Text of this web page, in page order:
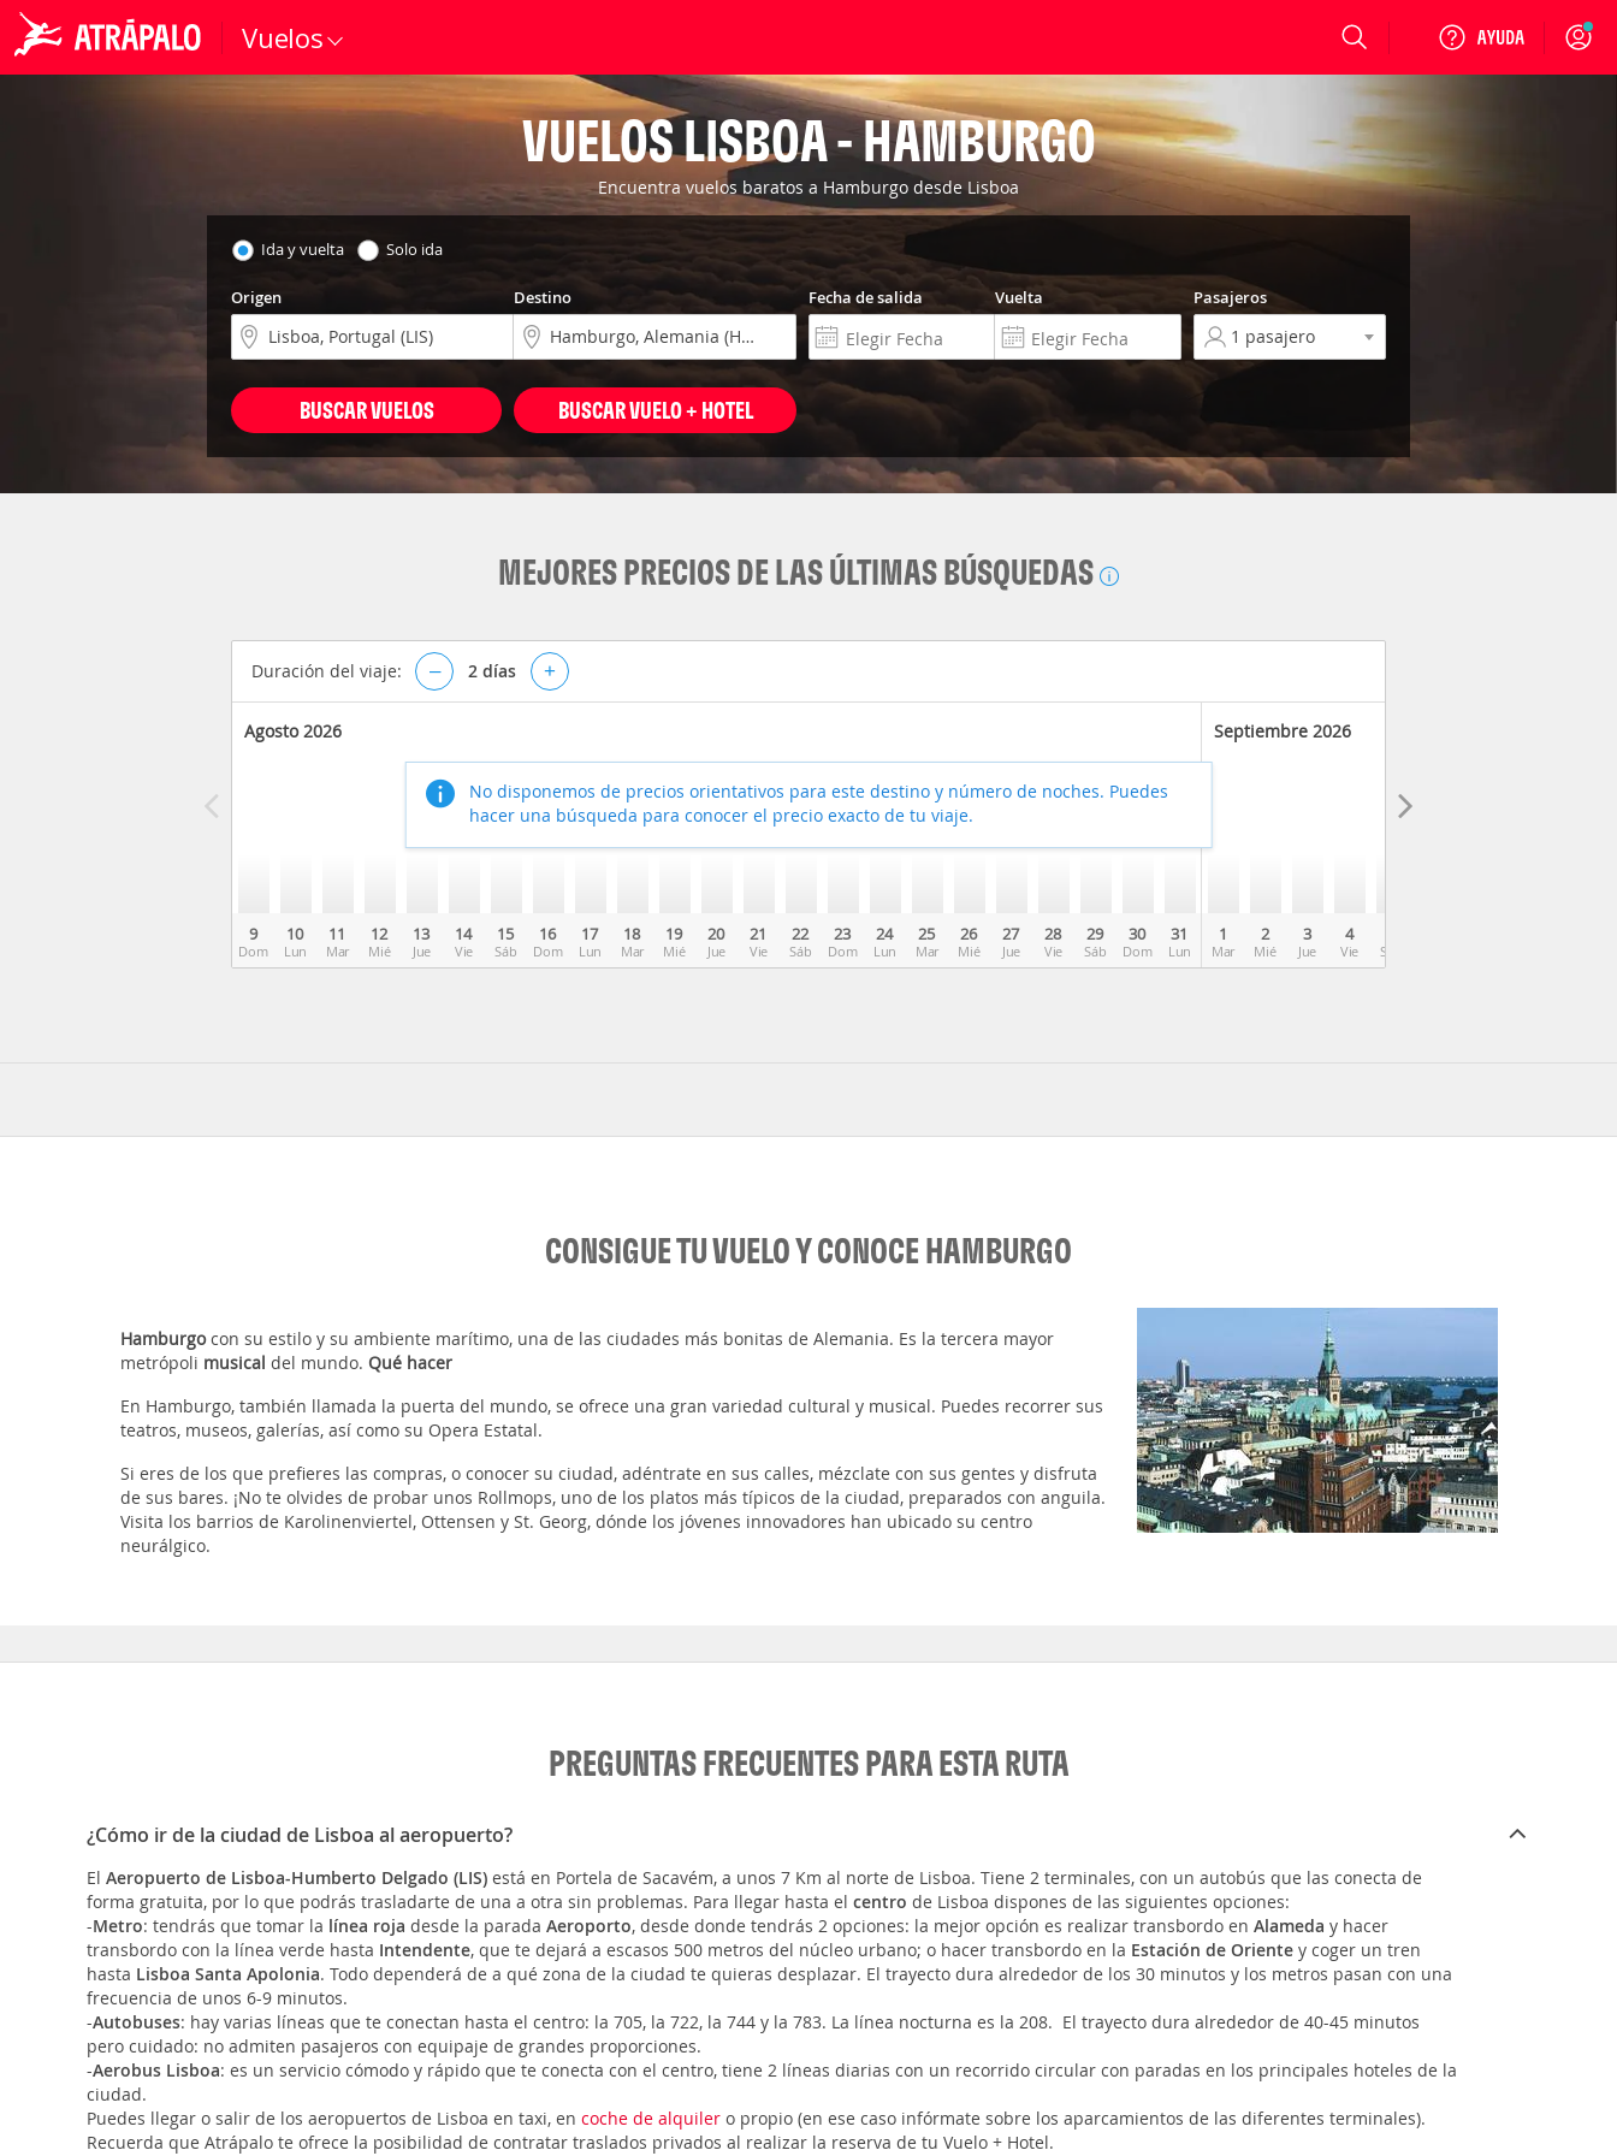
Vuelos Login
VUELOS LISBOA - HAMBURGO
Encuentra vuelos baratos a Hamburgo desde Lisboa
Ida y vuelta Solo ida
Origen Destino Fecha de salida Vuelta Pasajeros
BUSCAR VUELOS BUSCAR VUELO + HOTEL
MEJORES PRECIOS DE LAS ÚLTIMAS BÚSQUEDAS
Duración del viaje: – 2 días +
Agosto 2026
9
Dom
10
Lun
11
Mar
12
Mié
13
Jue
14
Vie
15
Sáb
16
Dom
17
Lun
18
Mar
19
Mié
20
Jue
21
Vie
22
Sáb
23
Dom
24
Lun
25
Mar
26
Mié
27
Jue
28
Vie
29
Sáb
30
Dom
31
Lun
Septiembre 2026
1
Mar
2
Mié
3
Jue
4
Vie Sáb
No disponemos de precios orientativos para este destino y número de noches. Puedes
hacer una búsqueda para conocer el precio exacto de tu viaje.
CONSIGUE TU VUELO Y CONOCE HAMBURGO
Hamburgocon su estilo y su ambiente marítimo, una de las ciudades más bonitas de Alemania. Es la tercera mayor
metrópoli musical del mundo. Qué hacer
En Hamburgo, también llamada la puerta del mundo, se ofrece una gran variedad cultural y musical. Puedes recorrer sus
teatros, museos, galerías, así como su Opera Estatal.
Si eres de los que prefieres las compras, o conocer su ciudad, adéntrate en sus calles, mézclate con sus gentes y disfruta
de sus bares. ¡No te olvides de probar unos Rollmops, uno de los platos más típicos de la ciudad, preparados con anguila.
Visita los barrios de Karolinenviertel, Ottensen y St. Georg, dónde los jóvenes innovadores han ubicado su centro
neurálgico.
PREGUNTAS FRECUENTES PARA ESTA RUTA
¿Cómo ir de la ciudad de Lisboa al aeropuerto?
El Aeropuerto de Lisboa-Humberto Delgado (LIS) está en Portela de Sacavém, a unos 7 Km al norte de Lisboa. Tiene 2 terminales, con un autobús que las conecta de
forma gratuita, por lo que podrás trasladarte de una a otra sin problemas. Para llegar hasta el centro de Lisboa dispones de las siguientes opciones:
-Metro: tendrás que tomar la línea roja desde la parada Aeroporto, desde donde tendrás 2 opciones: la mejor opción es realizar transbordo en Alameda y hacer
transbordo con la línea verde hasta Intendente, que te dejará a escasos 500 metros del núcleo urbano; o hacer transbordo en la Estación de Oriente y coger un tren
hasta Lisboa Santa Apolonia. Todo dependerá de a qué zona de la ciudad te quieras desplazar. El trayecto dura alrededor de los 30 minutos y los metros pasan con una
frecuencia de unos 6-9 minutos.
-Autobuses: hay varias líneas que te conectan hasta el centro: la 705, la 722, la 744 y la 783. La línea nocturna es la 208. El trayecto dura alrededor de 40-45 minutos
pero cuidado: no admiten pasajeros con equipaje de grandes proporciones.
-Aerobus Lisboa: es un servicio cómodo y rápido que te conecta con el centro, tiene 2 líneas diarias con un recorrido circular con paradas en los principales hoteles de la
ciudad.
Puedes llegar o salir de los aeropuertos de Lisboa en taxi, en coche de alquiler o propio (en ese caso infórmate sobre los aparcamientos de las diferentes terminales).
Recuerda que Atrápalo te ofrece la posibilidad de contratar traslados privados al realizar la reserva de tu Vuelo + Hotel.